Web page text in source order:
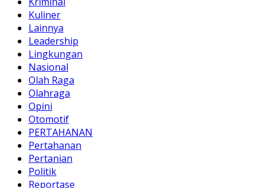
Kuliner
Lainnya
Leadership
Lingkungan
Nasional
Olah Raga
Olahraga
Opini
Otomotif
PERTAHANAN
Pertahanan
Pertanian
Politik
Reportase